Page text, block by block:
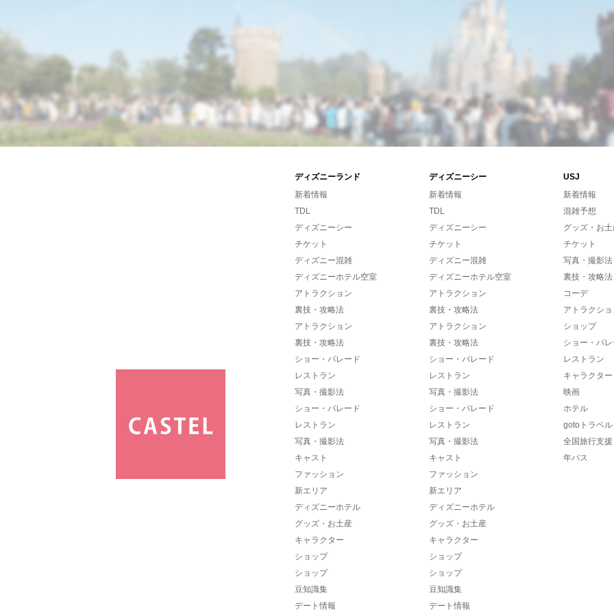
ディズニーランド ディズニーシー
USJ
新着情報
TDL
ディズニーシー
チケット
ディズニー混雑
ディズニーホテル空室
アトラクション
裏技・攻略法
アトラクション
裏技・攻略法
ショー・パレード
レストラン
写真・撮影法
ショー・パレード
レストラン
写真・撮影法
キャスト
ファッション
新エリア
ディズニーホテル
グッズ・お土産
キャラクター
ショップ
ショップ
豆知識集
デート情報
新着情報
TDL
ディズニーシー
チケット
ディズニー混雑
ディズニーホテル空室
アトラクション
裏技・攻略法
アトラクション
裏技・攻略法
ショー・パレード
レストラン
写真・撮影法
ショー・パレード
レストラン
写真・撮影法
キャスト
ファッション
新エリア
ディズニーホテル
グッズ・お土産
キャラクター
ショップ
ショップ
豆知識集
デート情報
新着情報
混雑予想
グッズ・お
チケット
写真・撮影法
裏技・攻略法
コーデ
アトラクシ
ショップ
ショー・パ
レストラン
キャラクター
映画
ホテル
gotoトラベル
全国旅行支援
年パス